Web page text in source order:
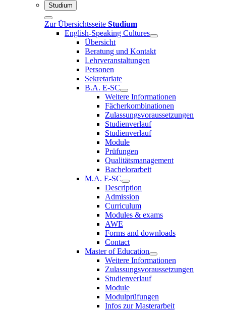
Studium
Zur Übersichtsseite Studium
English-Speaking Cultures
Übersicht
Beratung und Kontakt
Lehrveranstaltungen
Personen
Sekretariate
B.A. E-SC
Weitere Informationen
Fächerkombinationen
Zulassungsvoraussetzungen
Studienverlauf
Studienverlauf
Module
Prüfungen
Qualitätsmanagement
Bachelorarbeit
M.A. E-SC
Description
Admission
Curriculum
Modules & exams
AWE
Forms and downloads
Contact
Master of Education
Weitere Informationen
Zulassungsvoraussetzungen
Studienverlauf
Module
Modulprüfungen
Infos zur Masterarbeit